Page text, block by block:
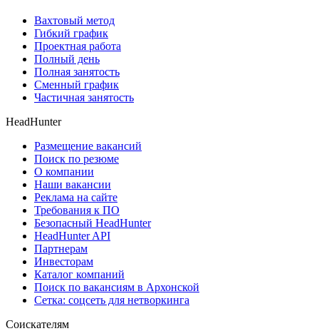
Вахтовый метод
Гибкий график
Проектная работа
Полный день
Полная занятость
Сменный график
Частичная занятость
HeadHunter
Размещение вакансий
Поиск по резюме
О компании
Наши вакансии
Реклама на сайте
Требования к ПО
Безопасный HeadHunter
HeadHunter API
Партнерам
Инвесторам
Каталог компаний
Поиск по вакансиям в Архонской
Сетка: соцсеть для нетворкинга
Соискателям